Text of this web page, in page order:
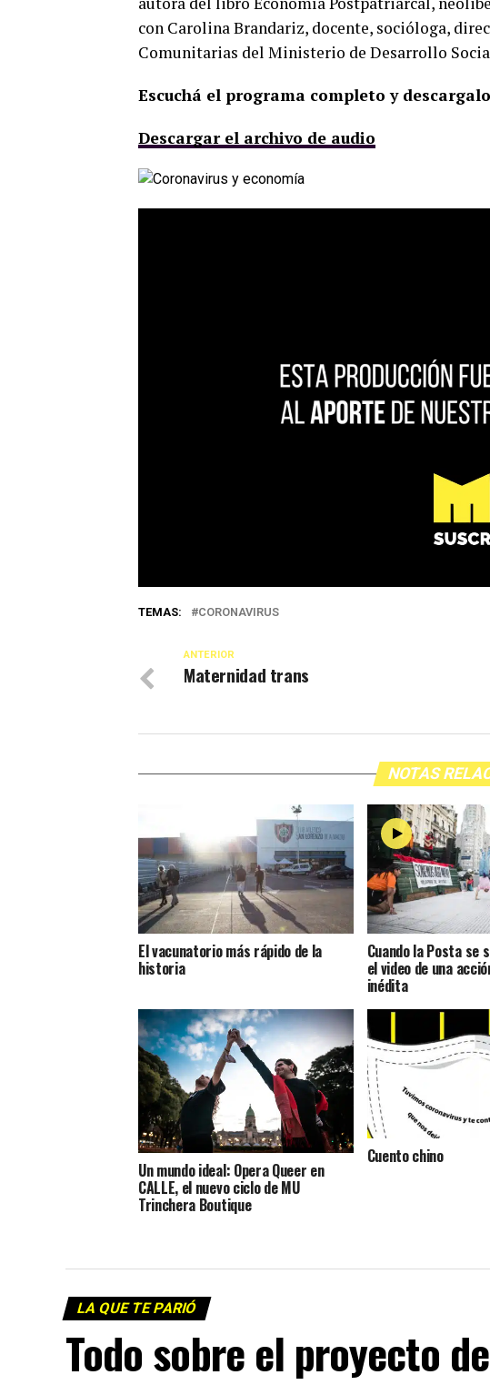
con Carolina Brandariz, docente, socióloga,
Comunitarias del Ministerio de Desarrollo
Escuchá el programa completo y
Descargar el archivo de audio
TEMAS: CORONAVIRUS
ANTERIOR
Maternidad trans
NOTAS
El vacunatorio más rápido de la
historia
Cuando la Posta se
el video de una
inédita
Un mundo ideal: Opera Queer en
CALLE, el nuevo ciclo de MU
Trinchera Boutique
Cuento chino
LA QUE TE PARIÓ
Todo sobre el proyecto